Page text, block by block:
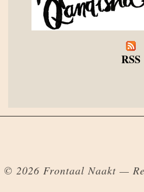
RSS
© 2026 Frontaal Naakt —